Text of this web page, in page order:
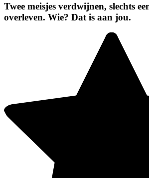
Twee meisjes verdwijnen, slechts
overleven. Wie? Dat is aan jou.